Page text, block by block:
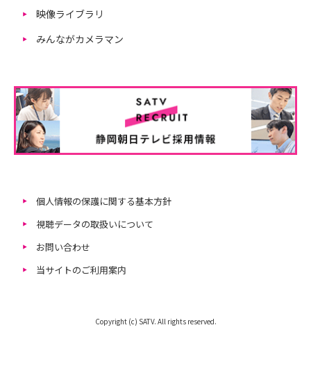
映像ライブラリ
みんながカメラマン
個人情報の保護に関する基本方針
視聴データの取扱いについて
お問い合わせ
当サイトのご利用案内
Copyright (c) SATV. All rights reserved.